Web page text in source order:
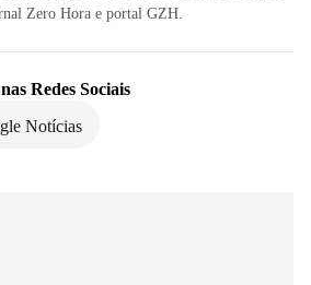
Zero Hora e portal GZH.
nas Redes Sociais